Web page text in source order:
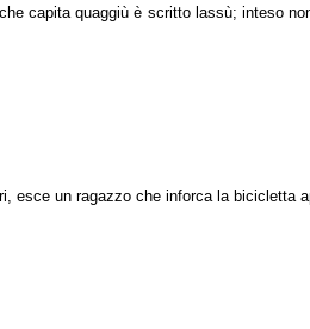
quaggiù è scritto lassù; inteso
un ragazzo che inforca la bicicletta